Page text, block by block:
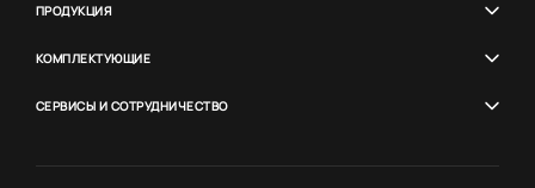
ПРОДУКЦИЯ
КОМПЛЕКТУЮЩИЕ
СЕРВИСЫ И СОТРУДНИЧЕСТВО